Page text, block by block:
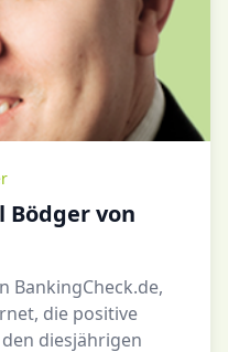
von
BankingCheck.de,
die positive
diesjährigen